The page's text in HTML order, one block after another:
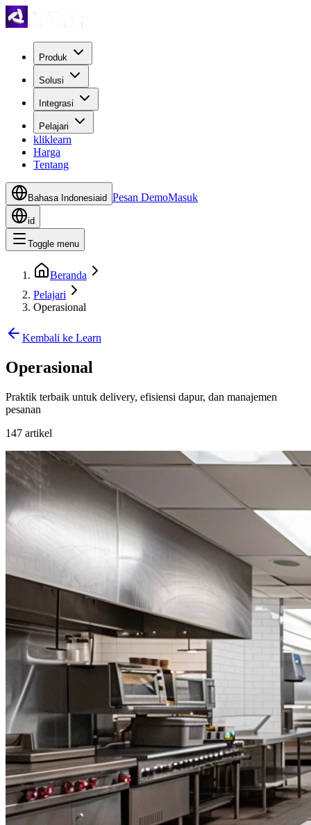
Produk
Solusi
Integrasi
Pelajari
kliklearn
Harga
Tentang
Bahasa Indonesiaid Pesan DemoMasuk
id
Toggle menu
Beranda
Pelajari
Operasional
Kembali ke Learn
Operasional
Praktik terbaik untuk delivery, efisiensi dapur, dan manajemen
pesanan
147 artikel